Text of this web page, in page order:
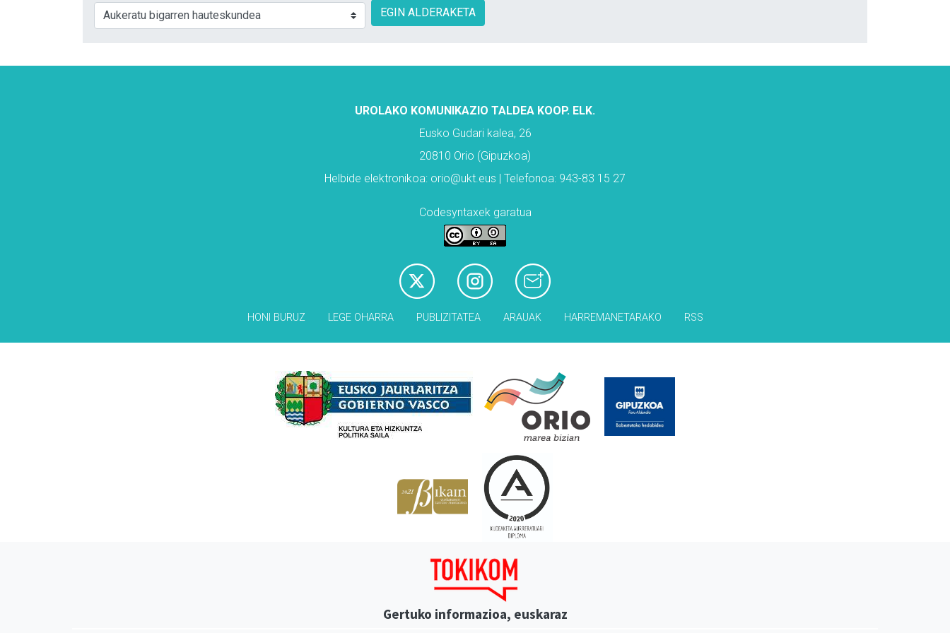
EGIN ALDERAKETA
UROLAKO KOMUNIKAZIO TALDEA KOOP. ELK.
Eusko Gudari kalea, 26
20810 Orio (Gipuzkoa)
Helbide elektronikoa: orio@ukt.eus | Telefonoa: 943-83 15 27
Codesyntaxek garatua
HONI BURUZ LEGE OHARRA PUBLIZITATEA ARAUAK HARREMANETARAKO RSS
Gertuko informazioa, euskaraz